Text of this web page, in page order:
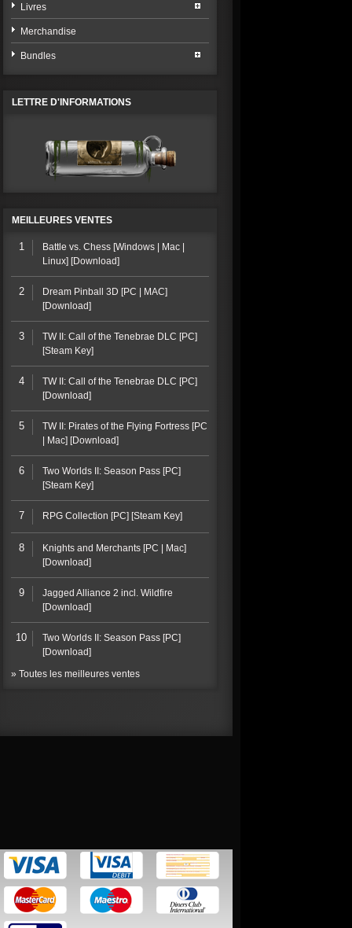
Livres
Merchandise
Bundles
LETTRE D'INFORMATIONS
MEILLEURES VENTES
1
Battle vs. Chess [Windows | Mac |
Linux] [Download]
2
Dream Pinball 3D [PC | MAC]
[Download]
3
TW II: Call of the Tenebrae DLC [PC]
[Steam Key]
4
TW II: Call of the Tenebrae DLC [PC]
[Download]
5
TW II: Pirates of the Flying Fortress [PC
| Mac] [Download]
6
Two Worlds II: Season Pass [PC]
[Steam Key]
7 RPG Collection [PC] [Steam Key]
8
Knights and Merchants [PC | Mac]
[Download]
9
Jagged Alliance 2 incl. Wildfire
[Download]
10
Two Worlds II: Season Pass [PC]
[Download]
» Toutes les meilleures ventes